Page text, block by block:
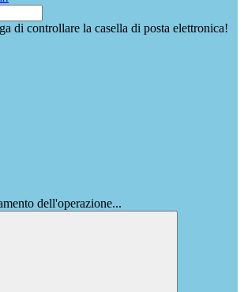
di controllare la casella di posta elettronica!
dell'operazione...